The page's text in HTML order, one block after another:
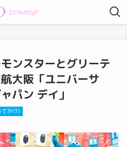
ンスターとグリーテ
大阪「ユニバーサ
パン デイ」
かけ)